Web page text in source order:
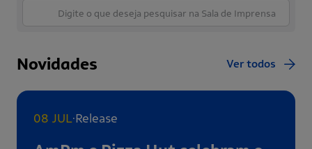
Novidades Ver todos
08 JUL.Release